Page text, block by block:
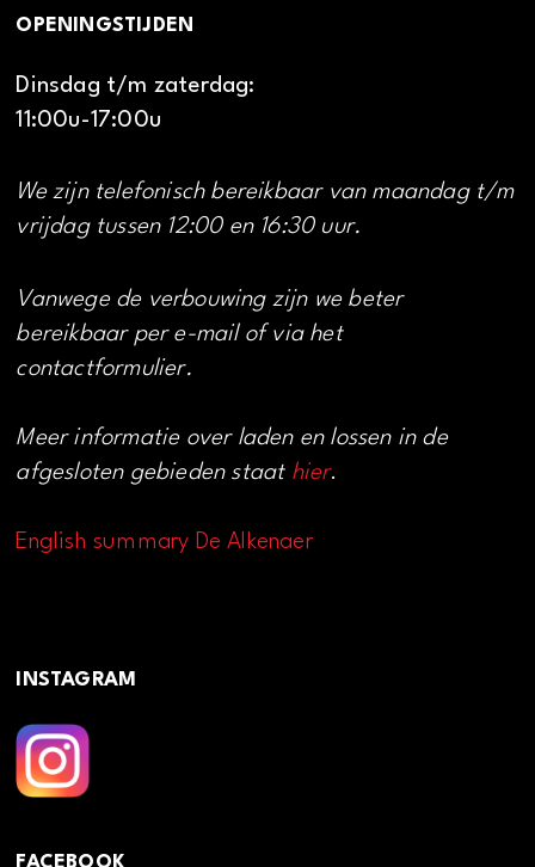
OPENINGSTIJDEN
Dinsdag t/m zaterdag:
11:00u-17:00u
We zijn telefonisch bereikbaar van maandag t/m
vrijdag tussen 12:00 en 16:30 uur.
Vanwege de verbouwing zijn we beter
bereikbaar per e-mail of via het
contactformulier.
Meer informatie over laden en lossen in de
afgesloten gebieden staat hier.
English summary De Alkenaer
INSTAGRAM